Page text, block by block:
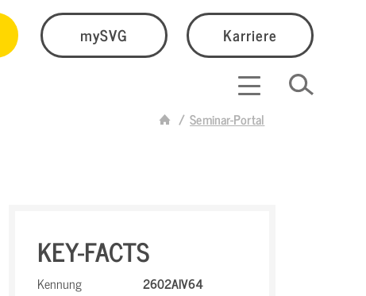
mySVG Karriere
Seminar-Portal
KEY-FACTS
Kennung
2602AIV64